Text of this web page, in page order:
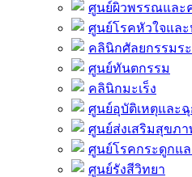
ศูนย์ผิวพรรณและ
ศูนย์โรคหัวใจแล
คลินิกศัลยกรรมร
ศูนย์ทันตกรรม
คลินิกมะเร็ง
ศูนย์อุบัติเหตุและ
ศูนย์ส่งเสริมสุขภา
ศูนย์โรคกระดูกแ
ศูนย์รังสีวิทยา